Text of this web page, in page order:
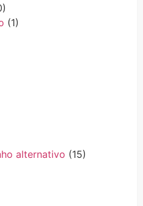
(1)
alternativo (15)